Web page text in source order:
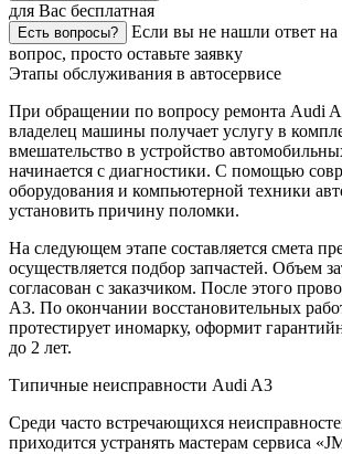
для Вас бесплатная
Есть вопросы?
Если вы не нашли ответ
вопрос, просто оставьте заявку
Этапы обслуживания в автосервисе
При обращении по вопросу ремонта Audi
владелец машины получает услугу в
вмешательство в устройство
начинается с диагностики. С помощью
оборудования и компьютерной техники
установить причину поломки.
На следующем этапе составляется смета
осуществляется подбор запчастей. Объем
согласован с заказчиком. После этого
A3. По окончании восстановительных
протестирует иномарку, оформит
до 2 лет.
Типичные неисправности Audi A3
Среди часто встречающихся
приходится устранять мастерам сервиса